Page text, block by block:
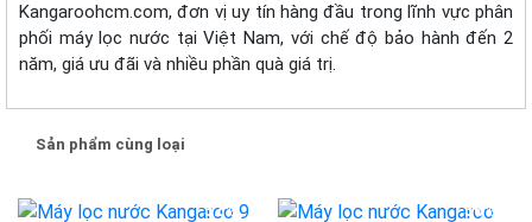
Kangaroohcm.com, đơn vị uy tín hàng đầu trong lĩnh vực phân
phối máy lọc nước tại Việt Nam, với chế độ bảo hành đến 2
năm, giá ưu đãi và nhiều phần quà giá trị.
Sản phẩm cùng loại
-32% -36%